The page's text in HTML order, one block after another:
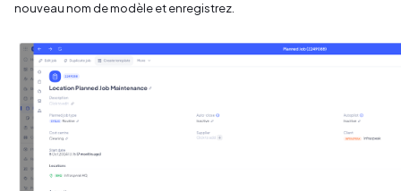
nouveau nom de modèle et enregistrez.